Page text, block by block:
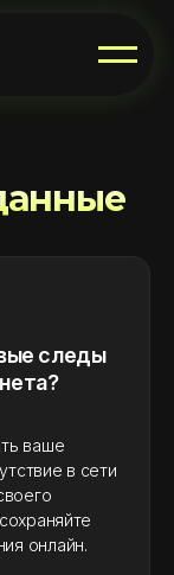
следы
ваше
в сети
онлайн.